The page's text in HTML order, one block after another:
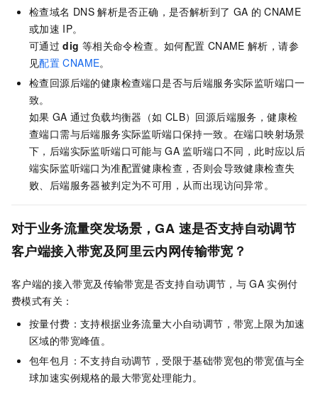
检查域名 DNS 解析是否正确，是否解析到了 GA 的 CNAME
或加速 IP。
可通过 dig 等相关命令检查。如何配置 CNAME 解析，请参
见配置 CNAME。
检查回源后端的健康检查端口是否与后端服务实际监听端口一
致。
如果 GA 通过负载均衡器（如 CLB）回源后端服务，健康检
查端口需与后端服务实际监听端口保持一致。在端口映射场景
下，后端实际监听端口可能与 GA 监听端口不同，此时应以后
端实际监听端口为准配置健康检查，否则会导致健康检查失
败、后端服务器被判定为不可用，从而出现访问异常。
对于业务流量突发场景，GA 速是否支持自动调节
客户端接入带宽及阿里云内网传输带宽？
客户端的接入带宽及传输带宽是否支持自动调节，与 GA 实例付
费模式有关：
按量付费：支持根据业务流量大小自动调节，带宽上限为加速
区域的带宽峰值。
包年包月：不支持自动调节，受限于基础带宽包的带宽值与全
球加速实例规格的最大带宽处理能力。